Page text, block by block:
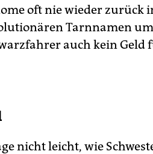
oft nie wieder zurück
Tarnnamen
auch kein Geld
nicht leicht, wie